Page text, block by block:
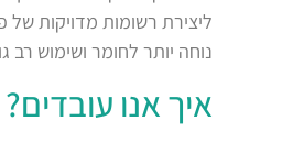
ליצירת רשומות מדויקות של
נוחה יותר לחומר ושימוש רב
איך אנו עובדים?